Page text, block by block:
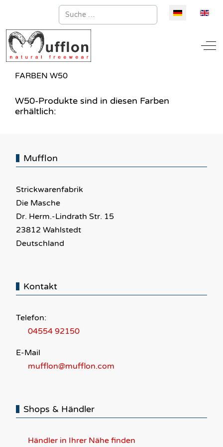
Suchen Sprache
FARBEN W50
W50-Produkte sind in diesen Farben
erhältlich:
Mufflon
Strickwarenfabrik
Die Masche
Dr. Herm.-Lindrath Str. 15
23812 Wahlstedt
Deutschland
Kontakt
Telefon:
04554 92150
E-Mail
mufflon@mufflon.com
Shops & Händler
Händler in Ihrer Nähe finden